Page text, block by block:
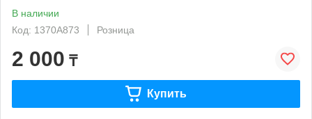
В наличии
Код: 1370A873
Розница
2 000 ₸
Купить